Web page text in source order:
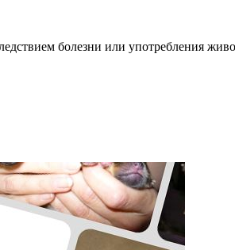
болезни или употребления